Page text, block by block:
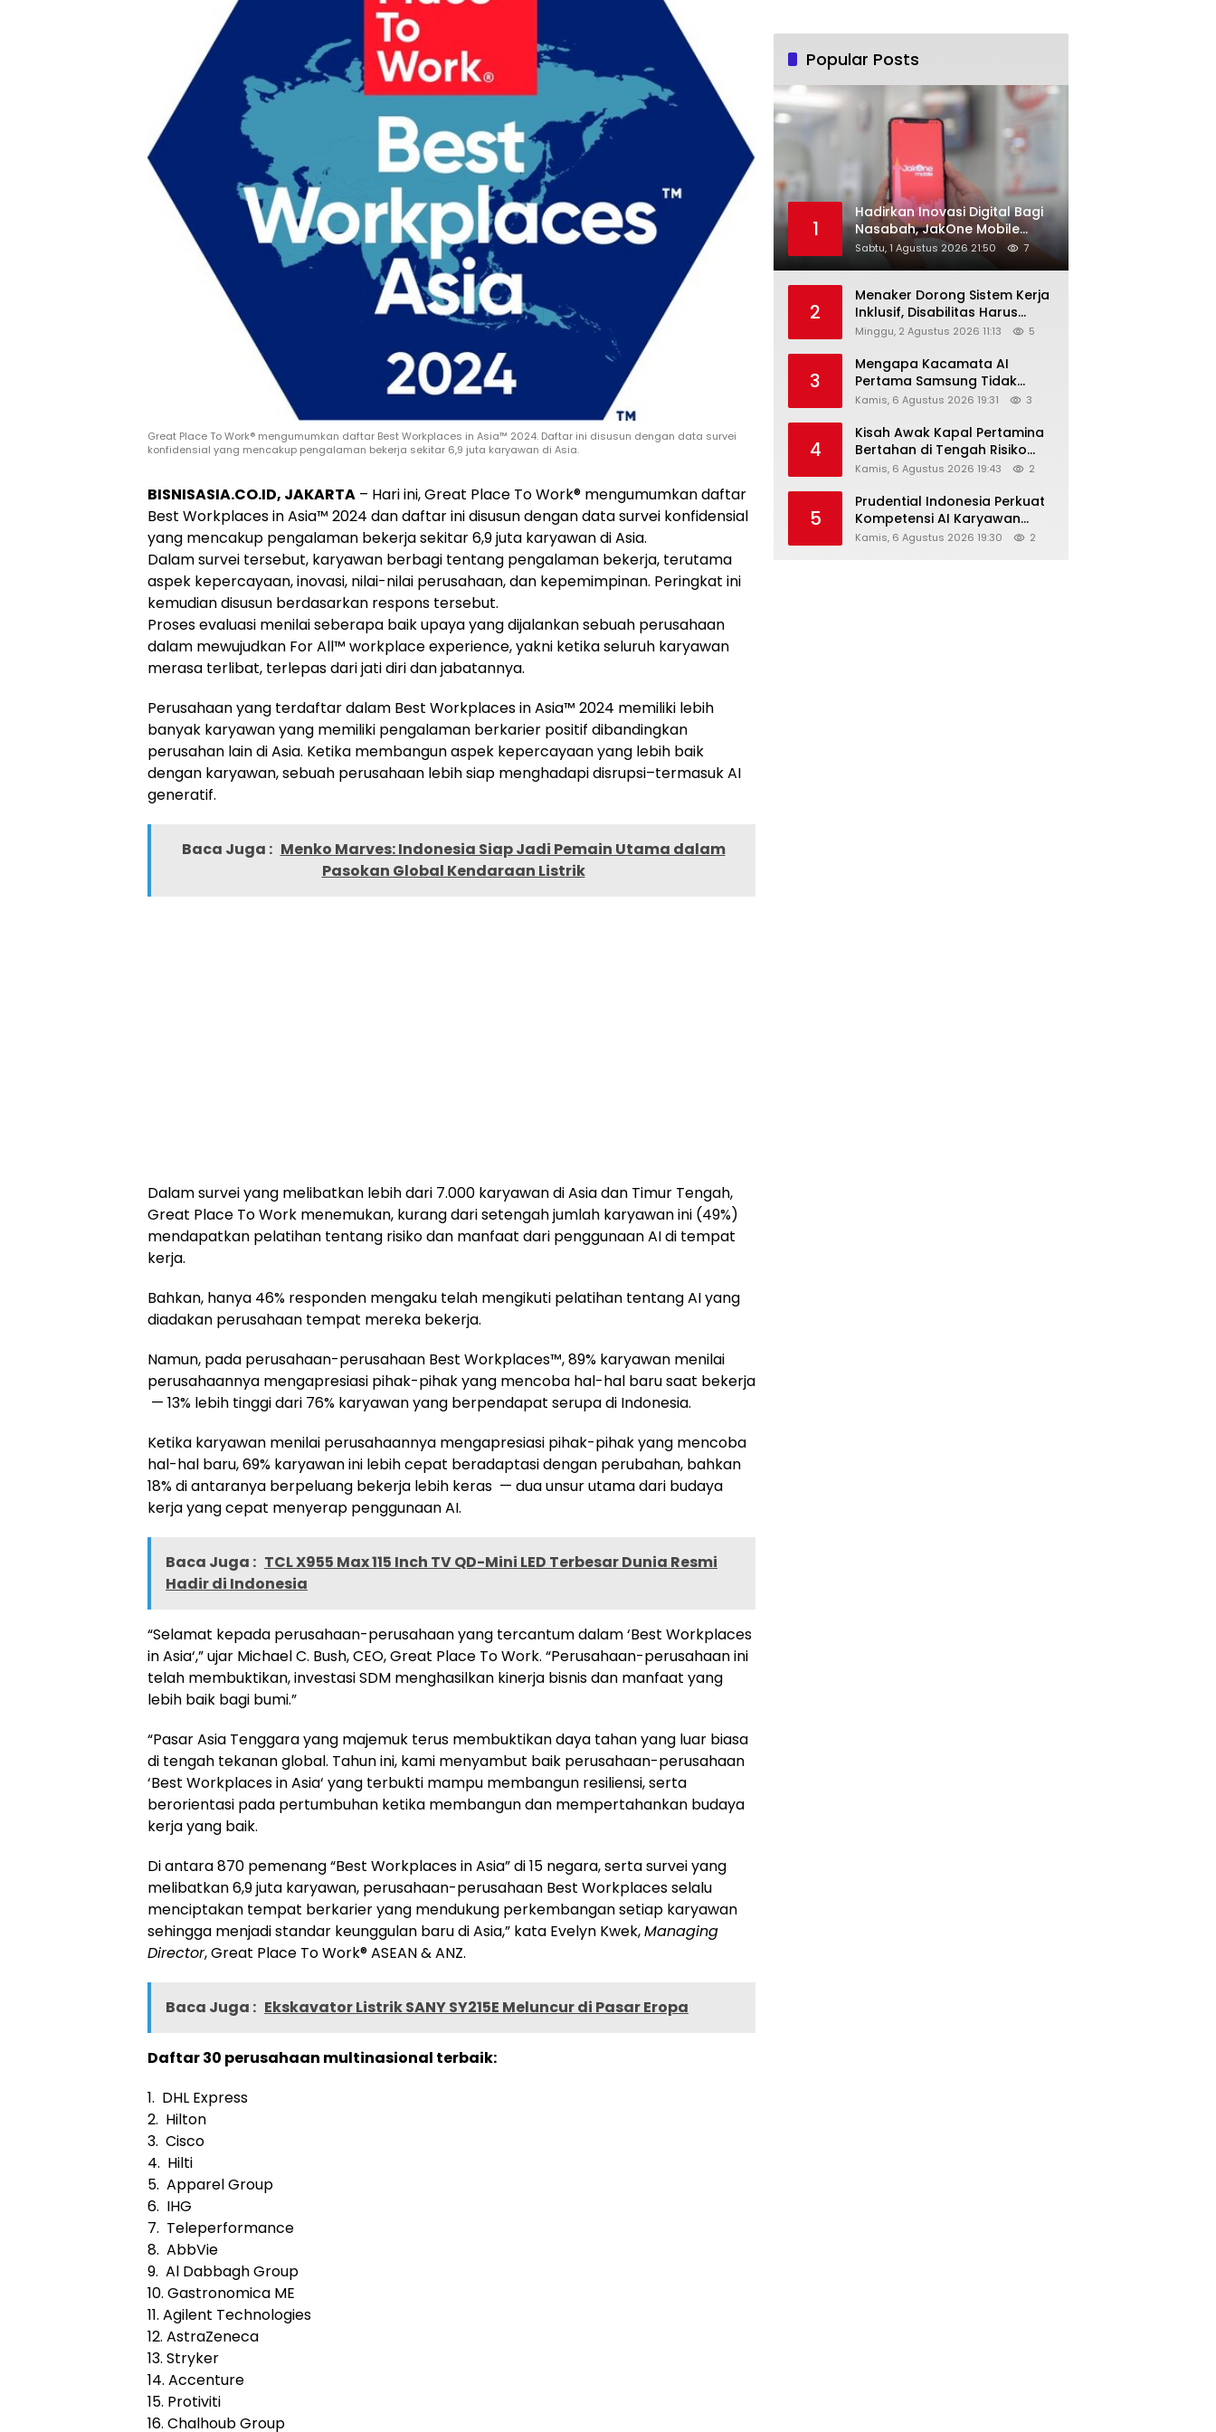
Great Place To Work® mengumumkan daftar Best Workplaces in Asia™ 2024. Daftar ini disusun dengan data survei
konfidensial yang mencakup pengalaman bekerja sekitar 6,9 juta karyawan di Asia.
BISNISASIA.CO.ID, JAKARTA – Hari ini, Great Place To Work® mengumumkan daftar
Best Workplaces in Asia™ 2024 dan daftar ini disusun dengan data survei konfidensial
yang mencakup pengalaman bekerja sekitar 6,9 juta karyawan diAsia.
Dalam survei tersebut, karyawan berbagi tentang pengalaman bekerja, terutama
aspek kepercayaan, inovasi, nilai-nilai perusahaan, dan kepemimpinan. Peringkat ini
kemudian disusun berdasarkan respons tersebut.
Proses evaluasi menilai seberapa baik upaya yang dijalankan sebuah perusahaan
dalam mewujudkan For All™ workplace experience, yakni ketika seluruh karyawan
merasa terlibat, terlepas dari jati diri dan jabatannya.
Perusahaan yang terdaftar dalam Best Workplaces in Asia™ 2024 memiliki lebih
banyak karyawan yang memiliki pengalaman berkarier positif dibandingkan
perusahan lain diAsia. Ketika membangun aspek kepercayaan yang lebih baik
dengan karyawan, sebuah perusahaan lebih siap menghadapi disrupsi–termasuk AI
generatif.
Baca Juga : Menko Marves: Indonesia Siap Jadi Pemain Utama dalam
Pasokan Global Kendaraan Listrik
Dalam survei yang melibatkan lebih dari 7.000 karyawan diAsiadan Timur Tengah,
Great Place To Work menemukan, kurang dari setengah jumlah karyawan ini (49%)
mendapatkan pelatihan tentang risiko dan manfaat dari penggunaanAI di tempat
kerja.
Bahkan, hanya 46% responden mengaku telah mengikuti pelatihan tentang AI yang
diadakan perusahaan tempat mereka bekerja.
Namun, pada perusahaan-perusahaan Best Workplaces™, 89% karyawan menilai
perusahaannya mengapresiasi pihak-pihak yang mencoba hal-hal baru saat bekerja
— 13% lebih tinggi dari 76% karyawan yang berpendapat serupa di Indonesia.
Ketika karyawan menilai perusahaannya mengapresiasi pihak-pihak yang mencoba
hal-hal baru, 69% karyawan ini lebih cepat beradaptasi dengan perubahan, bahkan
18% di antaranya berpeluang bekerja lebih keras — dua unsur utama dari budaya
kerja yang cepat menyerap penggunaan AI.
Baca Juga : TCL X955 Max 115 Inch TV QD-Mini LED Terbesar Dunia Resmi
Hadir di Indonesia
“Selamat kepada perusahaan-perusahaan yang tercantum dalam ‘Best Workplaces
inAsia‘,” ujar Michael C. Bush, CEO, Great Place To Work. “Perusahaan-perusahaan ini
telah membuktikan, investasi SDM menghasilkan kinerja bisnis dan manfaat yang
lebih baik bagi bumi.”
“Pasar Asia Tenggara yang majemuk terus membuktikan daya tahan yang luar biasa
di tengah tekanan global. Tahun ini, kami menyambut baik perusahaan-perusahaan
‘Best Workplaces inAsia‘ yang terbukti mampu membangun resiliensi, serta
berorientasi pada pertumbuhan ketika membangun dan mempertahankan budaya
kerja yang baik.
Di antara 870 pemenang “Best Workplaces inAsia” di 15 negara, serta survei yang
melibatkan 6,9 juta karyawan, perusahaan-perusahaan Best Workplaces selalu
menciptakan tempat berkarier yang mendukung perkembangan setiap karyawan
sehingga menjadi standar keunggulan baru diAsia,” kata Evelyn Kwek,Managing
Director, Great Place To Work® ASEAN & ANZ.
Baca Juga : Ekskavator Listrik SANY SY215E Meluncur di Pasar Eropa
Daftar 30 perusahaan multinasional terbaik:
1. DHL Express
2. Hilton
3. Cisco
4. Hilti
5. Apparel Group
6. IHG
7. Teleperformance
8. AbbVie
9. Al Dabbagh Group
10. Gastronomica ME
11. Agilent Technologies
12. AstraZeneca
13. Stryker
14. Accenture
15. Protiviti
16. Chalhoub Group
Popular Posts
1
Hadirkan Inovasi Digital Bagi
Nasabah, JakOne Mobile
Antar Bank Jakarta Sukses
Raih Digital Excellence
Sabtu, 1 Agustus 2026 21:50 7
2
Menaker Dorong Sistem Kerja
Inklusif, Disabilitas Harus
Dapat Kesempatan Setara
Minggu, 2 Agustus 2026 11:13 5
3
Mengapa Kacamata AI
Pertama Samsung Tidak
Dibekali Layar?
Kamis, 6 Agustus 2026 19:31 3
4
Kisah Awak Kapal Pertamina
Bertahan di Tengah Risiko
Pelayaran Selat Hormuz
Kamis, 6 Agustus 2026 19:43 2
5
Prudential Indonesia Perkuat
Kompetensi AI Karyawan
Lewat AI Week
Kamis, 6 Agustus 2026 19:30 2